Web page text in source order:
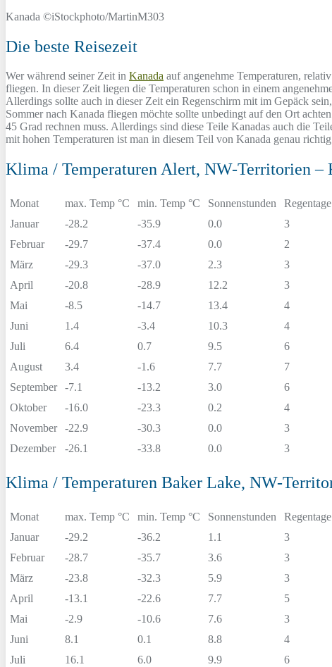
Kanada ©iStockphoto/MartinM303
Die beste Reisezeit
Wer während seiner Zeit in Kanada auf angenehme Temperaturen,
fliegen. In dieser Zeit liegen die Temperaturen schon in einem
Allerdings sollte auch in dieser Zeit ein Regenschirm mit im Gepäck
Sommer nach Kanada fliegen möchte sollte unbedingt auf den Ort
45 Grad rechnen muss. Allerdings sind diese Teile Kanadas auch die
mit hohen Temperaturen ist man in diesem Teil von Kanada genau
Klima / Temperaturen Alert, NW-Territorien –
Monat max. Temp °C min. Temp °C Sonnenstunden Regentage
Januar
-28.2 -35.9 0.0 3
Februar
-29.7 -37.4 0.0 2
März
-29.3 -37.0 2.3 3
April
-20.8 -28.9 12.2 3
Mai
-8.5 -14.7 13.4 4
Juni
1.4 -3.4 10.3 4
Juli
6.4 0.7 9.5 6
August
3.4 -1.6 7.7 7
September
-7.1 -13.2 3.0 6
Oktober
-16.0 -23.3 0.2 4
November
-22.9 -30.3 0.0 3
Dezember
-26.1 -33.8 0.0 3
Klima / Temperaturen Baker Lake, NW-
Monat max. Temp °C min. Temp °C Sonnenstunden Regentage
Januar
-29.2 -36.2 1.1 3
Februar
-28.7 -35.7 3.6 3
März
-23.8 -32.3 5.9 3
April
-13.1 -22.6 7.7 5
Mai
-2.9 -10.6 7.6 3
Juni
8.1 0.1 8.8 4
Juli
16.1 6.0 9.9 6